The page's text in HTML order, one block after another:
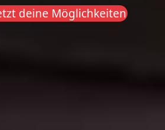
deine Möglichkeiten